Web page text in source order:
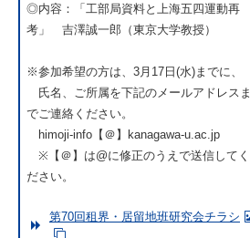
◎内容：「工部局資料と上海五四運動再
考」 吉澤誠一郎（東京大学教授）
※参加希望の方は、3月17日(水)までに、
氏名、ご所属を下記のメールアドレスま
でご連絡ください。
himoji-info【＠】kanagawa-u.ac.jp
※【＠】は@に修正のうえで送信してく
ださい。
第70回租界・居留地班研究会チラシ